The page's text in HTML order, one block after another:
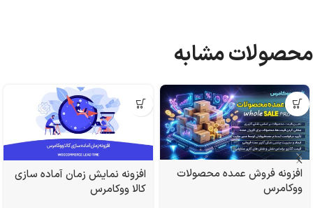
محصولات مشابه
افزونه فروش عمده محصولات
ووکامرس
افزونه نمایش زمان آماده سازی
کالا ووکامرس